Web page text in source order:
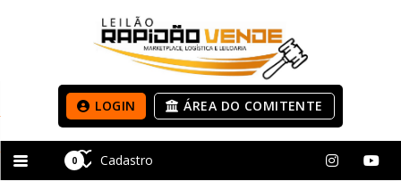
0 Cadastro
LOGIN ÁREA DO COMITENTE